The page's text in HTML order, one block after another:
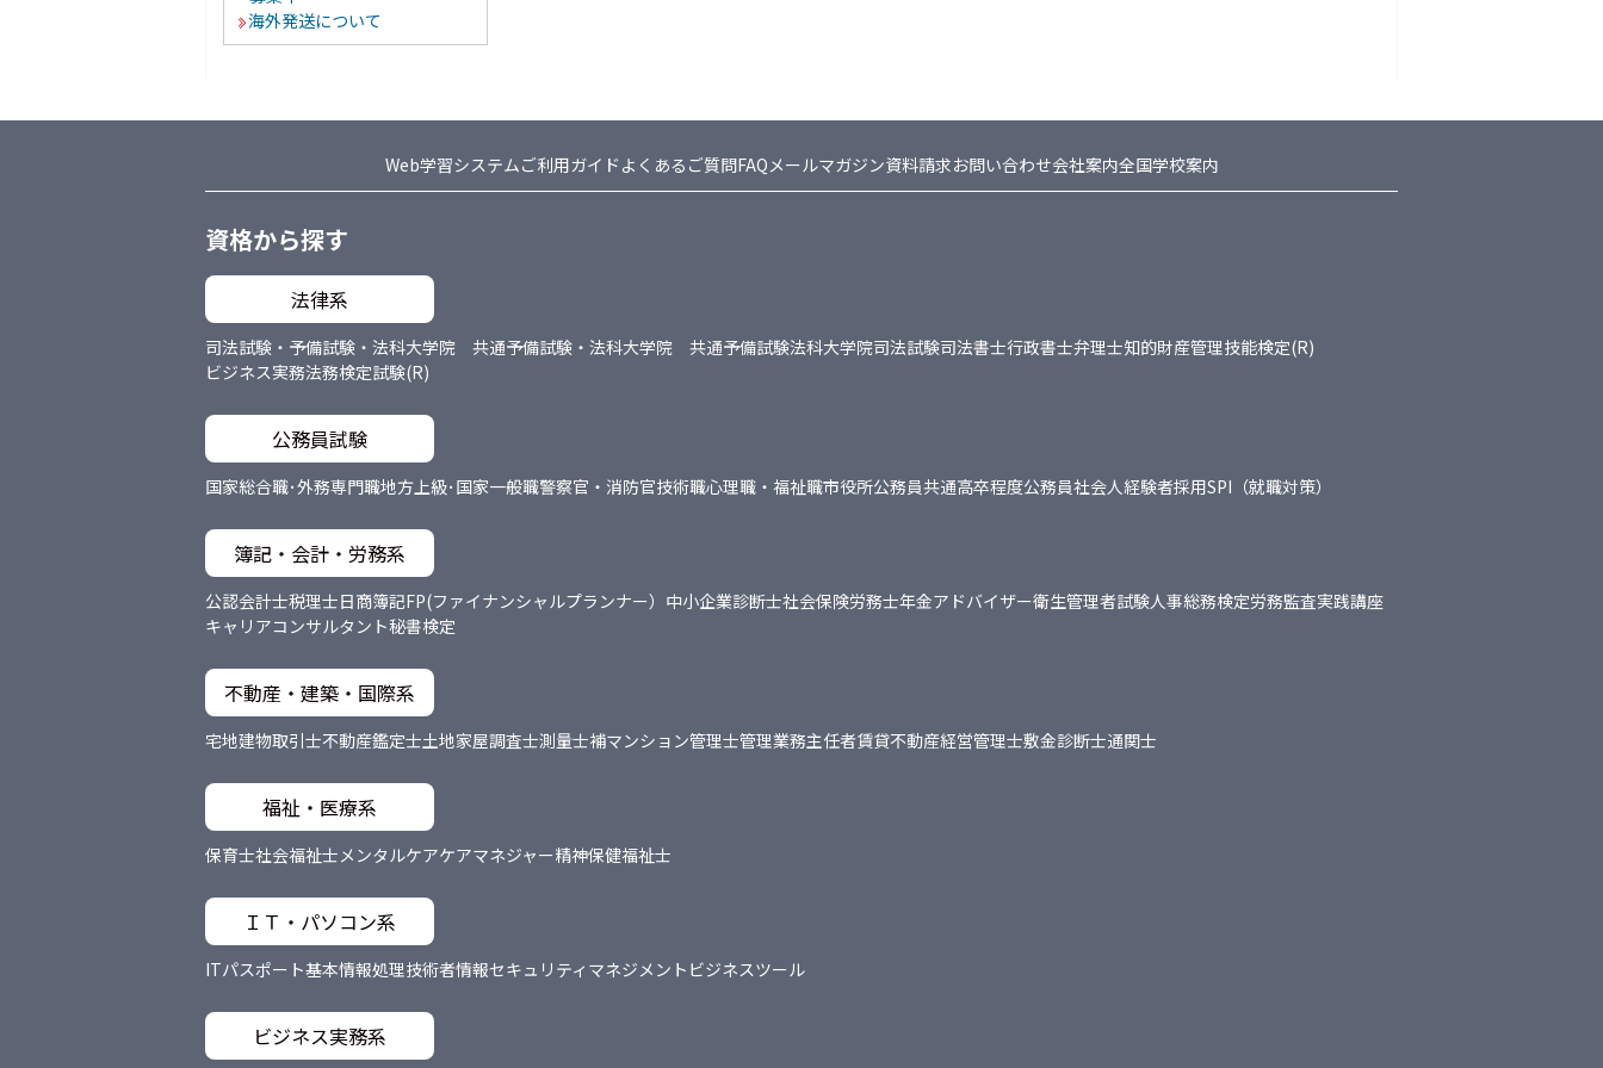
海外発送について
Web学習システムご利用ガイド よくあるご質問FAQメールマガジン資料請求お問い合わせ会社案内全国学校案内
資格から探す
法律系
司法試験・予備試験・法科大学院 共通予備試験・法科大学院 共通予備試験法科大学院司法試験司法書士行政書士弁理士知的財産管理技能検定(R)
ビジネス実務法務検定試験(R)
公務員試験
国家総合職･外務専門職地方上級･国家一般職警察官・消防官技術職心理職・福祉職市役所公務員共通高卒程度公務員社会人経験者採用SPI（就職対策）
簿記・会計・労務系
公認会計士税理士日商簿記FP(ファイナンシャルプランナー） 中小企業診断士社会保険労務士年金アドバイザー衛生管理者試験人事総務検定労務監査実践講座
キャリアコンサルタント秘書検定
不動産・建築・国際系
宅地建物取引士不動産鑑定士土地家屋調査士測量士補マンション管理士管理業務主任者賃貸不動産経営管理士敷金診断士通関士
福祉・医療系
保育士社会福祉士メンタルケアケアマネジャー精神保健福祉士
ＩＴ・パソコン系
ITパスポート基本情報処理技術者情報セキュリティマネジメント ビジネスツール
ビジネス実務系